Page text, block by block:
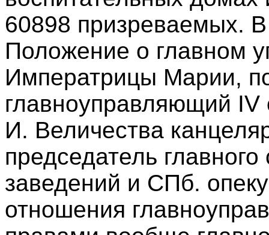
60898 призреваемых.
Положение о главном
Императрицы Марии,
главноуправляющий
И. Величества
председатель
заведений и СПб.
отношения